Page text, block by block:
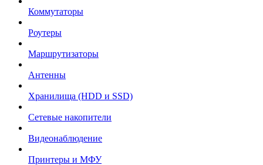
Коммутаторы
Роутеры
Маршрутизаторы
Антенны
Хранилища (HDD и SSD)
Сетевые накопители
Видеонаблюдение
Принтеры и МФУ